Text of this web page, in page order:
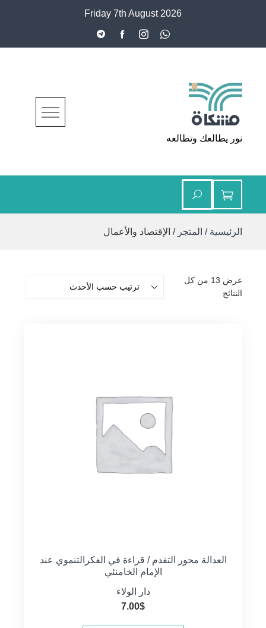
Friday 7th August 2026
مشكاة
نور يطالعك وتطالعه
الرئيسية / المتجر / الإقتصاد والأعمال
عرض ⁦13⁩ من كل
النتائج
العدالة محور التقدم / قراءة في الفكرالتنموي عند
الإمام الخامنئي
دار الولاء
7.00$